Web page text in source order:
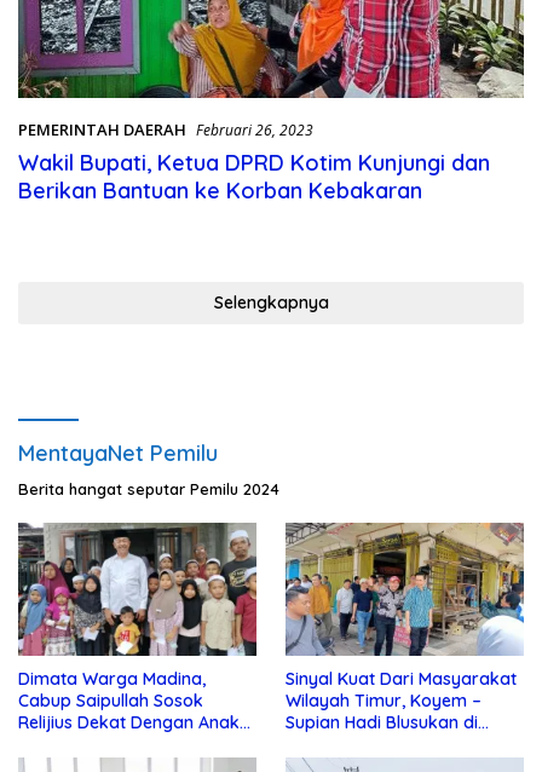
PEMERINTAH DAERAH Februari 26, 2023
Wakil Bupati, Ketua DPRD Kotim Kunjungi dan
Berikan Bantuan ke Korban Kebakaran
Selengkapnya
MentayaNet Pemilu
Berita hangat seputar Pemilu 2024
Dimata Warga Madina,
Cabup Saipullah Sosok
Relijius Dekat Dengan Anak
Sinyal Kuat Dari Masyarakat
Wilayah Timur, Koyem –
Supian Hadi Blusukan di